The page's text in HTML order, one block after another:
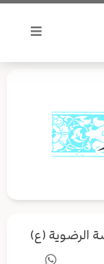
الرضوية (ع)